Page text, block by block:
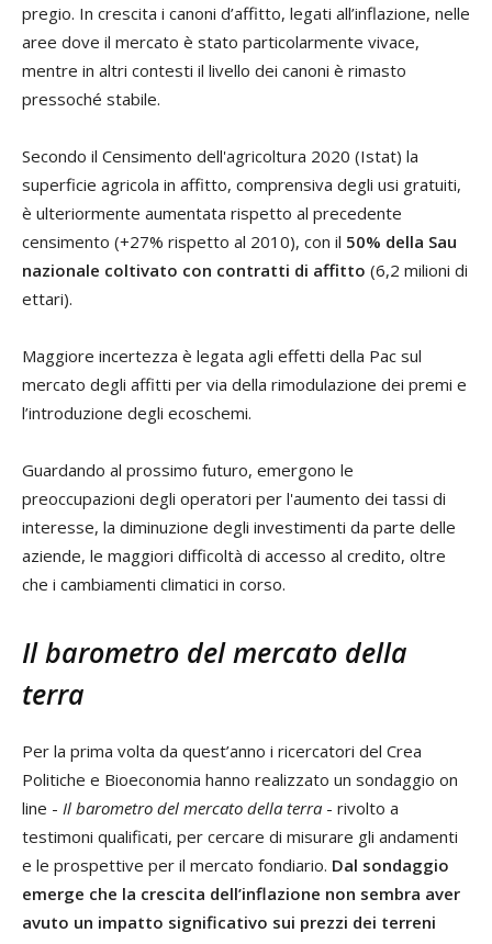
pregio. In crescita i canoni d’affitto, legati all’inflazione, nelle
aree dove il mercato è stato particolarmente vivace,
mentre in altri contesti il livello dei canoni è rimasto
pressoché stabile.
Secondo il Censimento dell'agricoltura 2020 (Istat) la
superficie agricola in affitto, comprensiva degli usi gratuiti,
è ulteriormente aumentata rispetto al precedente
censimento (+27% rispetto al 2010), con il 50% della Sau
nazionale coltivato con contratti di affitto (6,2 milioni di
ettari).
Maggiore incertezza è legata agli effetti della Pac sul
mercato degli affitti per via della rimodulazione dei premi e
l’introduzione degli ecoschemi.
Guardando al prossimo futuro, emergono le
preoccupazioni degli operatori per l'aumento dei tassi di
interesse, la diminuzione degli investimenti da parte delle
aziende, le maggiori difficoltà di accesso al credito, oltre
che i cambiamenti climatici in corso.
Il barometro del mercato della
terra
Per la prima volta da quest’anno i ricercatori del Crea
Politiche e Bioeconomia hanno realizzato un sondaggio on
line - Il barometro del mercato della terra - rivolto a
testimoni qualificati, per cercare di misurare gli andamenti
e le prospettive per il mercato fondiario. Dal sondaggio
emerge che la crescita dell’inflazione non sembra aver
avuto un impatto significativo sui prezzi dei terreni